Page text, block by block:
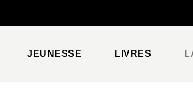
JEUNESSE LIVRES